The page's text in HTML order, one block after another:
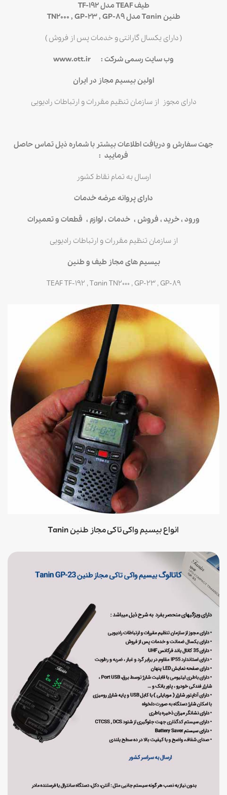
طیف TEAF مدل TF-192
طنین Tanin مدل TN2000 , GP-23 , GP-89
( دارای یکسال گارانتی و خدمات پس از فروش )
وب سایت رسمی شرکت : www.ott.ir
اولین بیسیم مجاز در ایران
دارای مجوز از سازمان تنظیم مقررات و ارتباطات رادیویی
جهت سفارش و دریافت اطلاعات بیشتر با شماره ذیل تماس حاصل
فرمایید :
ارسال به تمام نقاط کشور
دارای پروانه عرضه خدمات
ورود ، خرید ، فروش ، خدمات ، لوازم ، قطعات و تعمیرات
از سازمان تنظیم مقررات و ارتباطات رادیویی
بیسیم های مجاز طیف و طنین
TEAF TF-192 , Tanin TN2000 , GP-23 , GP-89
انواع بیسیم واکی تاکی مجاز طنین Tanin